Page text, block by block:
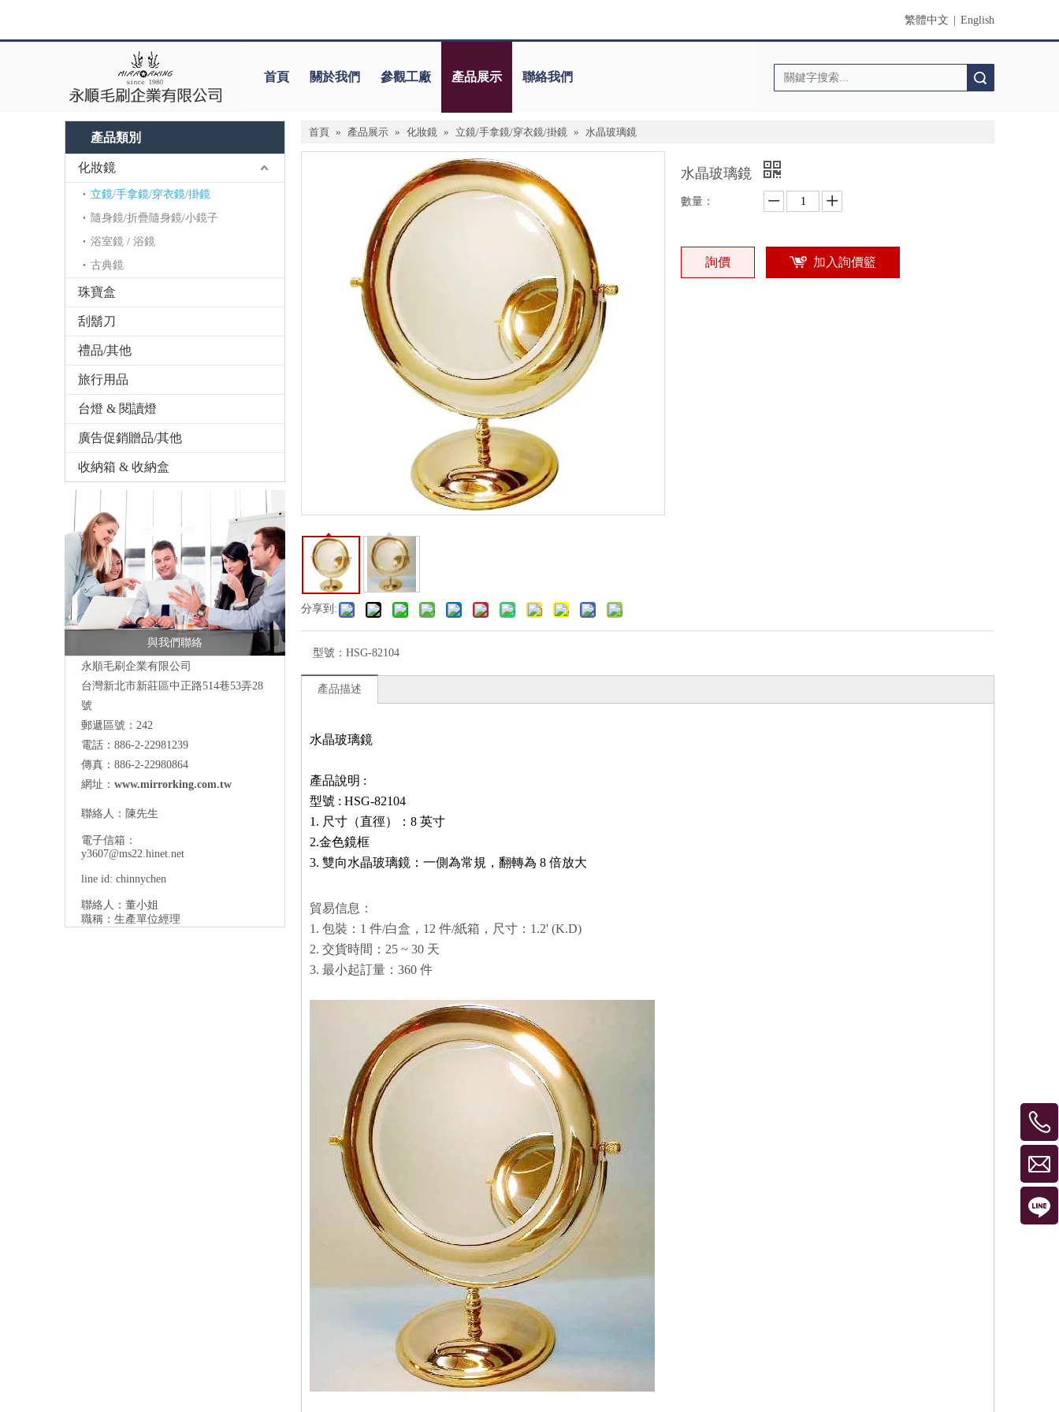
繁體中文 English
首頁 關於我們 參觀工廠 產品展示 聯絡我們
產品類別
化妝鏡
立鏡/手拿鏡/穿衣鏡/掛鏡
隨身鏡/折疊隨身鏡/小鏡子
浴室鏡 / 浴鏡
古典鏡
珠寶盒
刮鬍刀
禮品/其他
旅行用品
台燈 & 閱讀燈
廣告促銷贈品/其他
收納箱 & 收納盒
與我們聯絡
永順毛刷企業有限公司
台灣新北市新莊區中正路514巷53弄28
號
郵遞區號：242
電話：886-2-22981239
傳真：886-2-22980864
網址： www.mirrorking.com.tw
聯絡人：陳先生
電子信箱：
y3607@ms22.hinet.net
line id: chinnychen
聯絡人：董小姐
職稱：生產單位經理
首頁 » 產品展示 » 化妝鏡 » 立鏡/手拿鏡/穿衣鏡/掛鏡 » 水晶玻璃鏡
分享到:
水晶玻璃鏡
數量：
詢價 加入詢價籃
型號： HSG-82104
產品描述
水晶玻璃鏡
產品說明 :
型號 : HSG-82104
1. 尺寸（直徑）：8 英寸
2.金色鏡框
3. 雙向水晶玻璃鏡：一側為常規，翻轉為 8 倍放大
貿易信息：
1. 包裝：1 件/白盒，12 件/紙箱，尺寸：1.2' (K.D)
2. 交貨時間：25 ~ 30 天
3. 最小起訂量：360 件